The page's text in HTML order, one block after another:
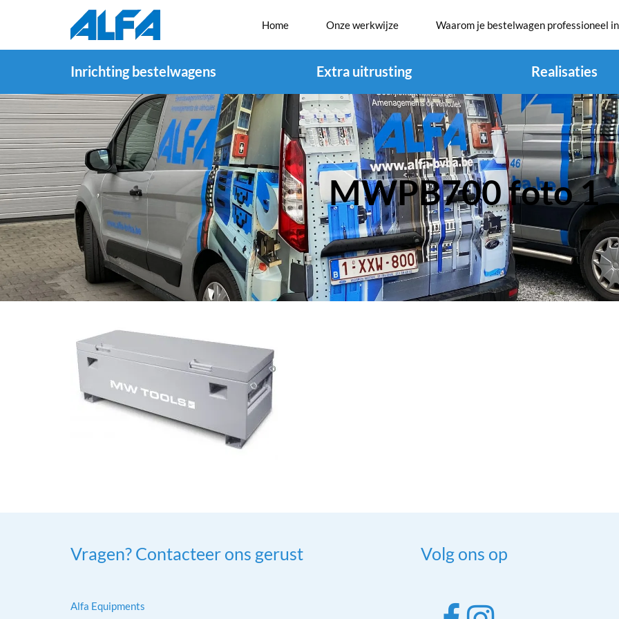
Home Onze werkwijze Waarom je bestelwagen professioneel
Inrichting bestelwagens Extra uitrusting Realisaties
MWPB700 foto 1
Vragen? Contacteer ons gerust
Alfa Equipments
Volg ons op